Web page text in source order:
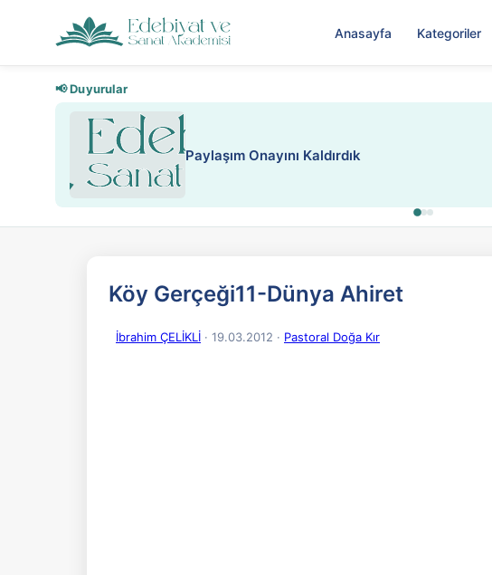
Anasayfa Kategoriler
📢 Duyurular
Nadir içeriklere kısıtlama ve kredi sistemi
Köy Gerçeği11-Dünya Ahiret
İbrahim ÇELİKLİ · 19.03.2012 · Pastoral Doğa Kır